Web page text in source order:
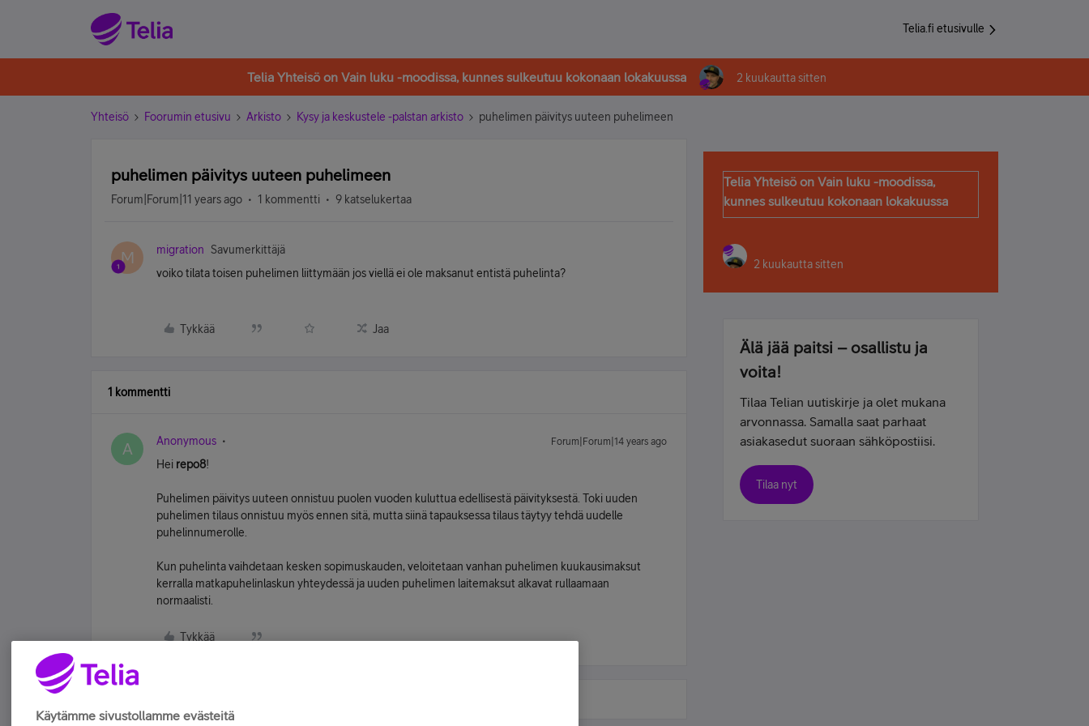
Telia.fi etusivulle
Telia Yhteisö on Vain luku -moodissa, kunnes sulkeutuu kokonaan lokakuussa 2 kuukautta sitten
Yhteisö Foorumin etusivu Arkisto Kysy ja keskustele -palstan arkisto puhelimen päivitys uuteen puhelimeen
puhelimen päivitys uuteen puhelimeen
Forum|Forum|11 years ago 1 kommentti 9 katselukertaa
M migration
Savumerkittäjä
voiko tilata toisen puhelimen liittymään jos viellä ei ole maksanut entistä puhelinta?
Tykkää Jaa
1 kommentti
A Anonymous Forum|Forum|14 years ago
Hei repo8!
Puhelimen päivitys uuteen onnistuu puolen vuoden kuluttua edellisestä päivityksestä. Toki uuden
puhelimen tilaus onnistuu myös ennen sitä, mutta siinä tapauksessa tilaus täytyy tehdä uudelle
puhelinnumerolle.
Kun puhelinta vaihdetaan kesken sopimuskauden, veloitetaan vanhan puhelimen kuukausimaksut
kerralla matkapuhelinlaskun yhteydessä ja uuden puhelimen laitemaksut alkavat rullaamaan
normaalisti.
Tykkää
Telia Yhteisö on Vain luku -moodissa,
kunnes sulkeutuu kokonaan lokakuussa
2 kuukautta sitten
Älä jää paitsi – osallistu ja
voita!
Tilaa Telian uutiskirje ja olet mukana
arvonnassa. Samalla saat parhaat
asiakasedut suoraan sähköpostiisi.
Tilaa nyt
Käytämme sivustollamme evästeitä